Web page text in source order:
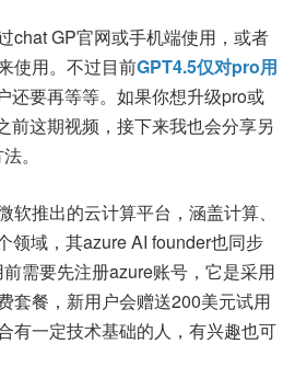
chat GP官网或手机端使用，或者
使用。不过目前GPT4.5仅对pro用
还要再等等。如果你想升级pro或
前这期视频，接下来我也会分享另
。
软推出的云计算平台，涵盖计算、
领域，其azure AI founder也同步
需要先注册azure账号，它是采用
套餐，新用户会赠送200美元试用
有一定技术基础的人，有兴趣也可